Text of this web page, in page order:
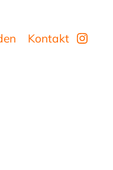
Kontakt